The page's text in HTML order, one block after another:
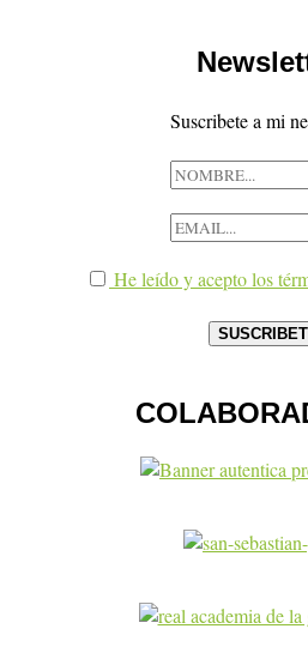
Suscribete a mi
He leído y acepto los